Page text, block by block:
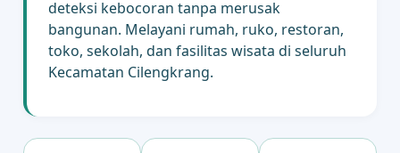
deteksi kebocoran tanpa merusak
bangunan. Melayani rumah, ruko, restoran,
toko, sekolah, dan fasilitas wisata di seluruh
Kecamatan Cilengkrang.